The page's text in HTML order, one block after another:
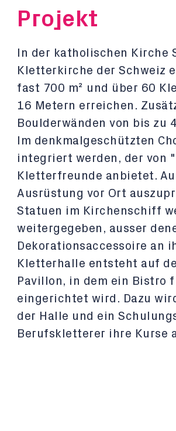
Projekt
In der katholischen
Kletterkirche der Schweiz
fast 700 m² und über 60
16 Metern erreichen.
Boulderwänden von bis zu
Im denkmalgeschützten
integriert werden, der von
Kletterfreunde anbietet.
Ausrüstung vor Ort
Statuen im Kirchenschiff
weitergegeben, ausser
Dekorationsaccessoire an
Kletterhalle entsteht auf
Pavillon, in dem ein
eingerichtet wird. Dazu
der Halle und ein
Berufskletterer ihre Kurse